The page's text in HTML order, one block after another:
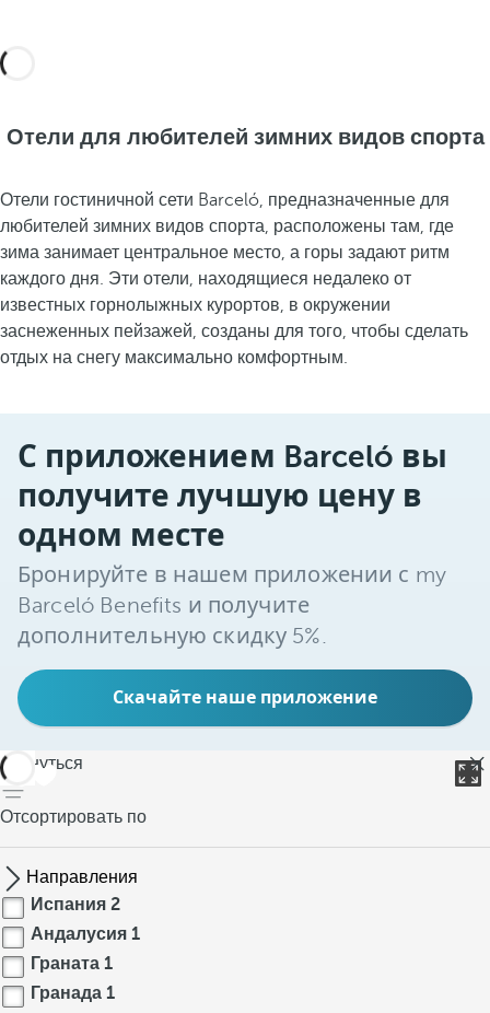
Отели для любителей зимних видов спорта
Отели гостиничной сети Barceló, предназначенные для
любителей зимних видов спорта, расположены там, где
зима занимает центральное место, а горы задают ритм
каждого дня. Эти отели, находящиеся недалеко от
известных горнолыжных курортов, в окружении
заснеженных пейзажей, созданы для того, чтобы сделать
отдых на снегу максимально комфортным.
С приложением Barceló вы
получите лучшую цену в
одном месте
Бронируйте в нашем приложении с my
Barceló Benefits и получите
дополнительную скидку 5%.
Скачайте наше приложение
вернуться
Отсортировать по
Направления
Испания 2
Андалусия 1
Граната 1
Гранада 1